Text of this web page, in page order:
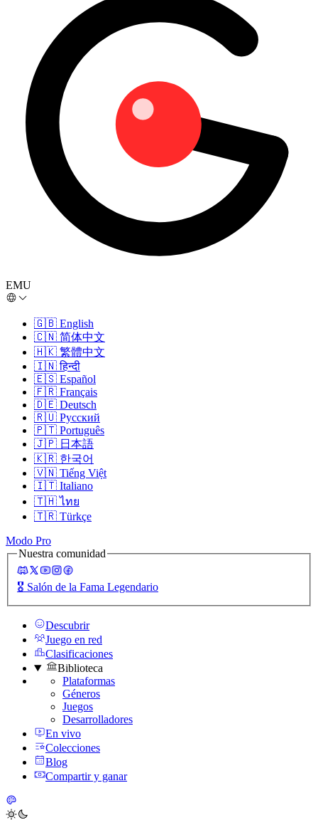
EMU
🇬🇧 English
🇨🇳 简体中文
🇭🇰 繁體中文
🇮🇳 हिन्दी
🇪🇸 Español
🇫🇷 Français
🇩🇪 Deutsch
🇷🇺 Русский
🇵🇹 Português
🇯🇵 日本語
🇰🇷 한국어
🇻🇳 Tiếng Việt
🇮🇹 Italiano
🇹🇭 ไทย
🇹🇷 Türkçe
Modo Pro
Nuestra comunidad
🎖️ Salón de la Fama Legendario
Descubrir
Juego en red
Clasificaciones
Biblioteca
Plataformas
Géneros
Juegos
Desarrolladores
En vivo
Colecciones
Blog
Compartir y ganar